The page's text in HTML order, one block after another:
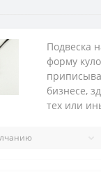
Подвеска
форму
бизнесе,
тех или